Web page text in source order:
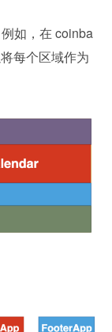
如，在 coinba
每个区域作为